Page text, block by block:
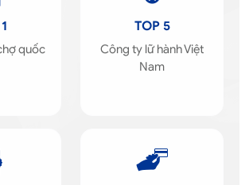
quốc
TOP 5
Công ty lữ hành Việt
Nam